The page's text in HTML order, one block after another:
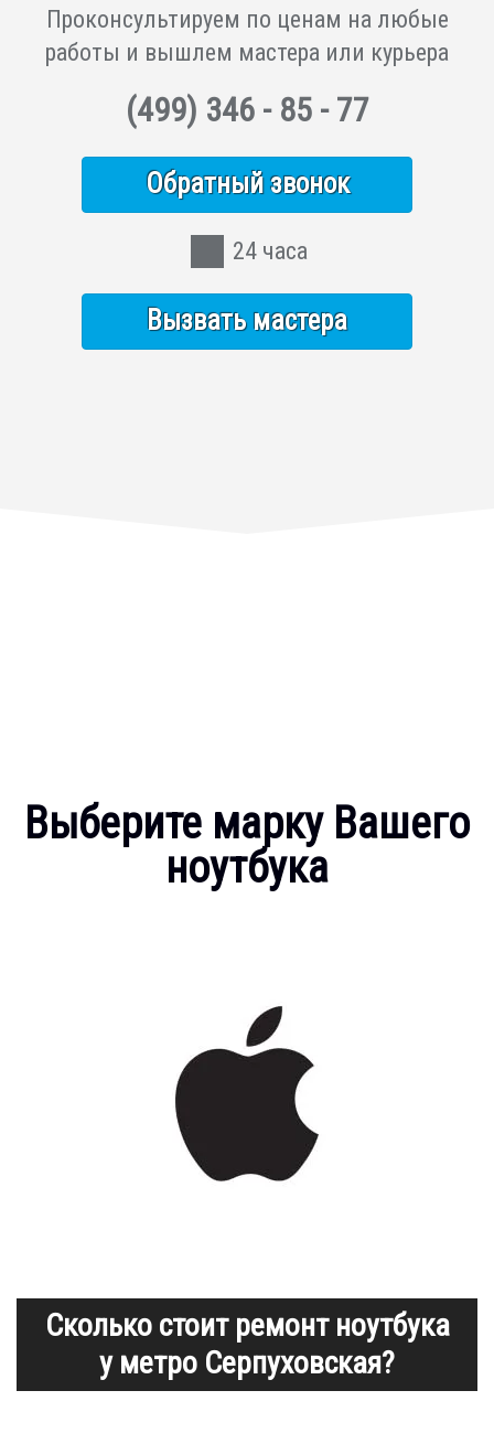
Проконсультируем по ценам на любые
работы и вышлем мастера или курьера
(499) 346 - 85 - 77
Обратный звонок
24 часа
Вызвать мастера
Выберите марку Вашего
ноутбука
Сколько стоит ремонт ноутбука
у метро Серпуховская?